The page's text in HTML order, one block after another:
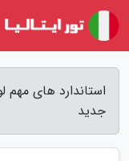
جدید